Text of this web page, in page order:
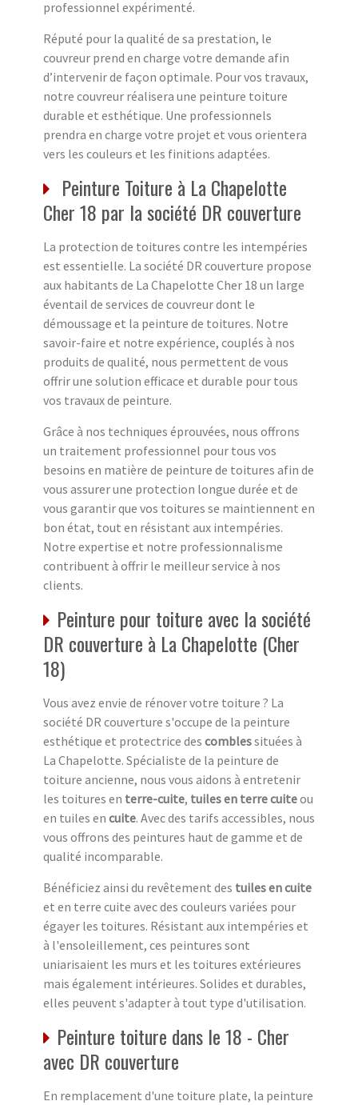
professionnel expérimenté.
Réputé pour la qualité de sa prestation, le
couvreur prend en charge votre demande afin
d’intervenir de façon optimale. Pour vos travaux,
notre couvreur réalisera une peinture toiture
durable et esthétique. Une professionnels
prendra en charge votre projet et vous orientera
vers les couleurs et les finitions adaptées.
Peinture Toiture à La Chapelotte
Cher 18 par la société DR couverture
La protection de toitures contre les intempéries
est essentielle. La société DR couverture propose
aux habitants de La Chapelotte Cher 18 un large
éventail de services de couvreur dont le
démoussage et la peinture de toitures. Notre
savoir-faire et notre expérience, couplés à nos
produits de qualité, nous permettent de vous
offrir une solution efficace et durable pour tous
vos travaux de peinture.
Grâce à nos techniques éprouvées, nous offrons
un traitement professionnel pour tous vos
besoins en matière de peinture de toitures afin de
vous assurer une protection longue durée et de
vous garantir que vos toitures se maintiennent en
bon état, tout en résistant aux intempéries.
Notre expertise et notre professionnalisme
contribuent à offrir le meilleur service à nos
clients.
Peinture pour toiture avec la société
DR couverture à La Chapelotte (Cher
18)
Vous avez envie de rénover votre toiture ? La
société DR couverture s'occupe de la peinture
esthétique et protectrice des comblessituées à
La Chapelotte. Spécialiste de la peinture de
toiture ancienne, nous vous aidons à entretenir
les toitures en terre-cuite, tuiles en terre cuiteou
en tuiles en cuite. Avec des tarifs accessibles, nous
vous offrons des peintures haut de gamme et de
qualité incomparable.
Bénéficiez ainsi du revêtement des tuiles en cuite
et en terre cuite avec des couleurs variées pour
égayer les toitures. Résistant aux intempéries et
à l'ensoleillement, ces peintures sont
uniarisaient les murs et les toitures extérieures
mais également intérieures. Solides et durables,
elles peuvent s'adapter à tout type d'utilisation.
Peinture toiture dans le 18 - Cher
avec DR couverture
En remplacement d'une toiture plate, la peinture